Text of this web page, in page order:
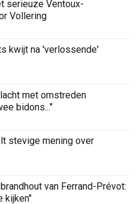
serieuze Ventoux-
Vollering
kwijt na 'verlossende'
met omstreden
bidons..."
stevige mening over
van Ferrand-Prévot:
kijken"